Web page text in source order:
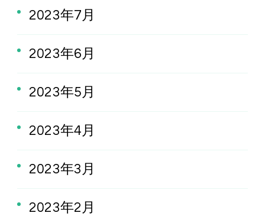
2023年7月
2023年6月
2023年5月
2023年4月
2023年3月
2023年2月